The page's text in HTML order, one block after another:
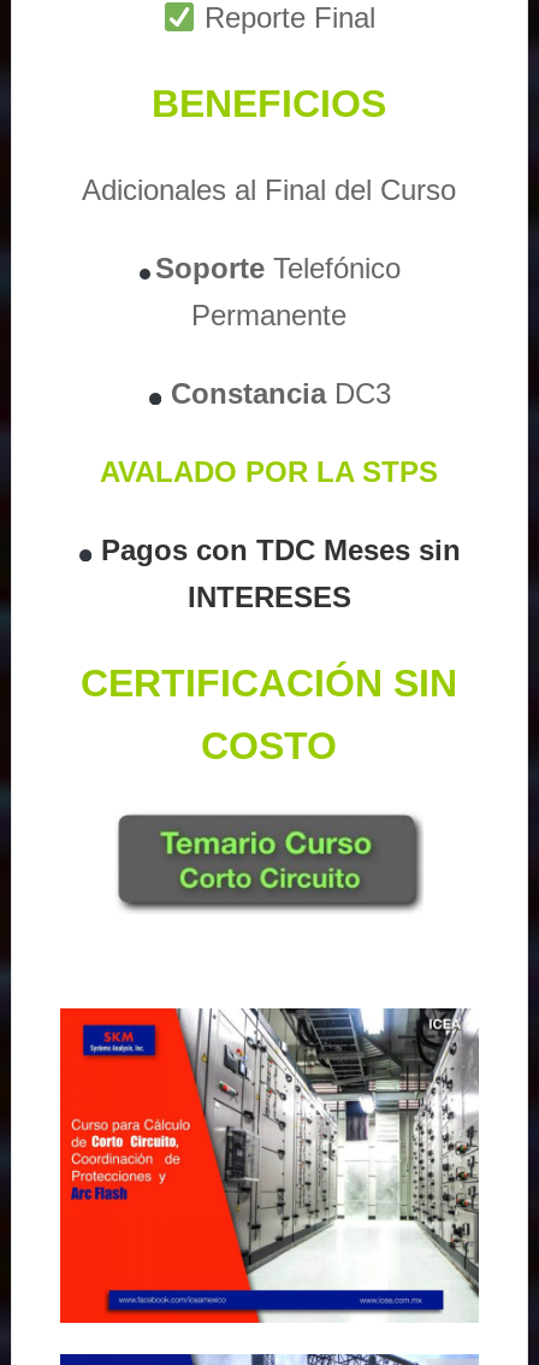
Reporte Final
BENEFICIOS
Adicionales al Final del Curso
Soporte Telefónico
Permanente
ConstanciaDC3
AVALADO POR LA STPS
Pagos con TDC Meses sin
INTERESES
CERTIFICACIÓN SIN
COSTO